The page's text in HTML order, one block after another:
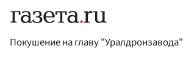
Покушение на главу "Уралдронзавода"